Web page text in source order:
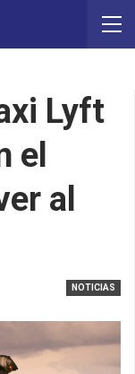
Lyft
el
al
NOTICIAS